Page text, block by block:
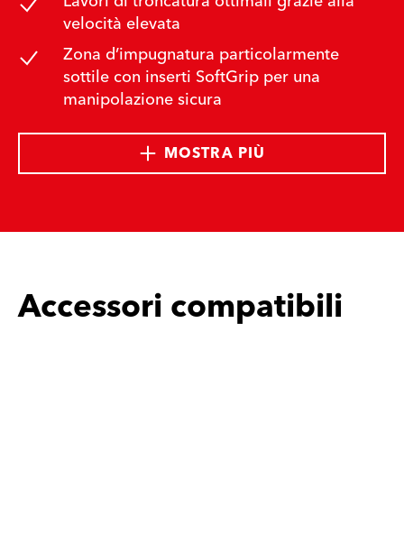
velocità elevata
Zona d’impugnatura particolarmente
sottile con inserti SoftGrip per una
manipolazione sicura
MOSTRA PIÙ
Accessori compatibili